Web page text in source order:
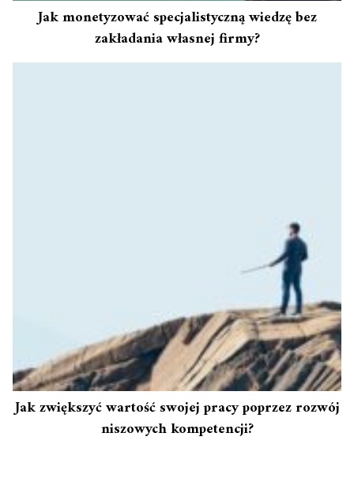
Jak monetyzować specjalistyczną wiedzę bez
zakładania własnej firmy?
Jak zwiększyć wartość swojej pracy poprzez rozwój
niszowych kompetencji?